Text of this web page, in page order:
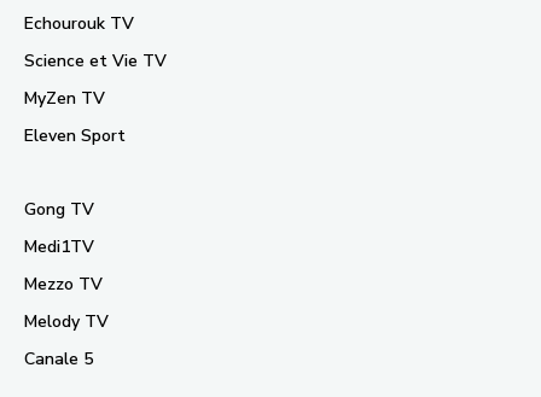
Echourouk TV
Science et Vie TV
MyZen TV
Eleven Sport
Gong TV
Medi1TV
Mezzo TV
Melody TV
Canale 5